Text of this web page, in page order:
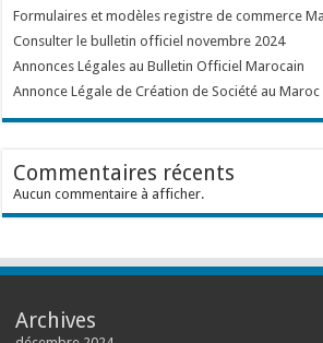
Formulaires et modèles registre de commerce
Consulter le bulletin officiel novembre 2024
Annonces Légales au Bulletin Officiel Marocain
Annonce Légale de Création de Société au Maroc
Commentaires récents
Aucun commentaire à afficher.
Archives